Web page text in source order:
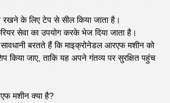
रखने के लिए टेप से सील किया जाता है।
सेवा का उपयोग करके भेज दिया जाता है।
बरतते हैं कि माइक्रोनेडल आरएफ मशीन को
जाए, ताकि यह अपने गंतव्य पर सुरक्षित पहुंच
मशीन क्या है?